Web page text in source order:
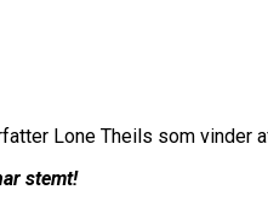
Lone Theils som vinder
stemt!